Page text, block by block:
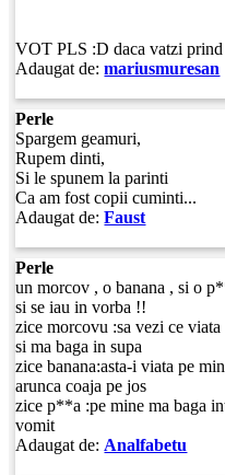
VOT PLS :D daca vatzi prind
Adaugat de:mariusmuresan
Perle
Spargem geamuri,
Rupem dinti,
Si le spunem la parinti
Ca am fost copii cuminti...
Adaugat de:Faust
Perle
un morcov , o banana , si o
si se iau in vorba !!
zice morcovu :sa vezi ce
si ma baga in supa
zice banana:asta-i viata pe
arunca coaja pe jos
zice p**a :pe mine ma baga
vomit
Adaugat de: Analfabetu